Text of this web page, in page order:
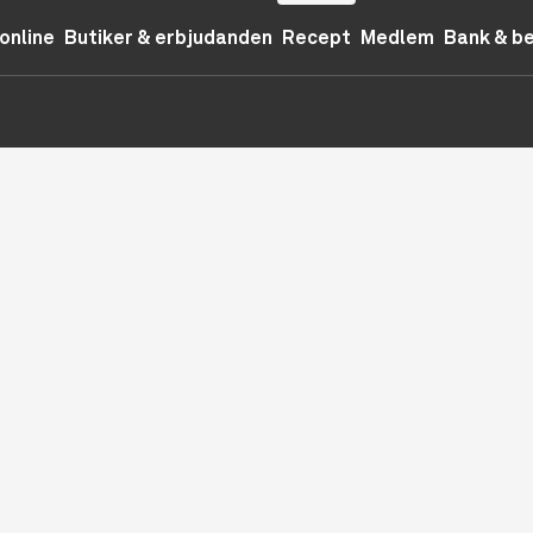
Butiker & erbjudanden Recept Medlem Bank &